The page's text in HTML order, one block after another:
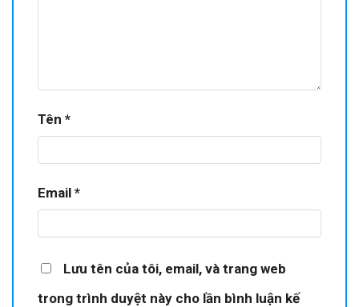
Tên *
Email *
Lưu tên của tôi, email, và trang web
trong trình duyệt này cho lần bình luận kế